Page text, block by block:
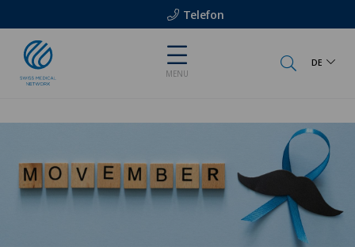
Telefon
MENU
DE